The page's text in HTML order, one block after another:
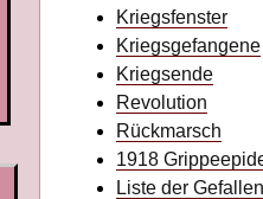
Kriegsfenster
Kriegsgefangene
Kriegsende
Revolution
Rückmarsch
1918
Liste der